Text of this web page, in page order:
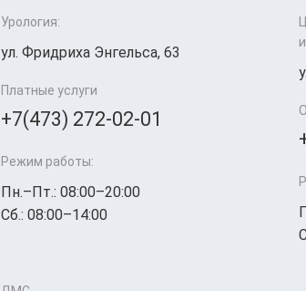
Урология:
ул. Фридриха Энгельса, 63
Платные услуги
+7(473) 272-02-01
Режим работы:
Пн.–Пт.: 08:00–20:00
Сб.: 08:00–14:00